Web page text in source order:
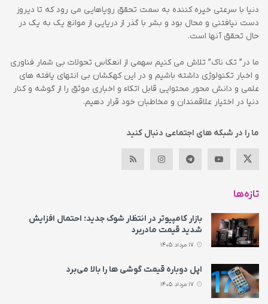
دنیا با سرعتی خیره کننده به سمت تحقق رویاهایی می رود که تا دیروز
دست نیافتنی و محال بود و بشر با گذر از دریایی از موانع یک به یک در
حال تحقق آنها است.
ما در” تک ناک” تلاش می کنیم سهمی از انعکاس تحولات بی شمار فناوری
و اخبار تکنولوژی داشته باشیم و در این کهکشان بی انتهای یافته های
علمی و دانش محور محتوایی قابل اتکاء و اخباری موثق را از گوشه و کنار
دنیا در اختیار علاقمندان و مخاطبان خود قرار دهیم.
ما را در شبکه های اجتماعی دنبال کنید
تازه‌ها
بازار کامپیوتر در انتظار شوک جدید؛ احتمال افزایش
شدید قیمت مادربرد
اپل دوباره قیمت‌ گوشی ها را بالا می‌برد